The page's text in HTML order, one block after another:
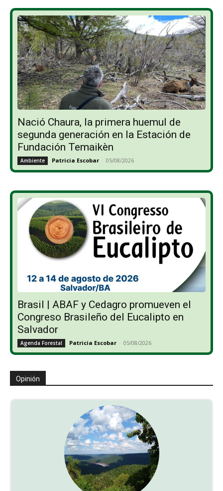
Nació Chaura, la primera huemul de
segunda generación en la Estación de
Fundación Temaikèn
Ambiente Patricia Escobar - 05/08/2026
Brasil | ABAF y Cedagro promueven el
Congreso Brasileño del Eucalipto en
Salvador
Agenda Forestal Patricia Escobar - 05/08/2026
Opinión